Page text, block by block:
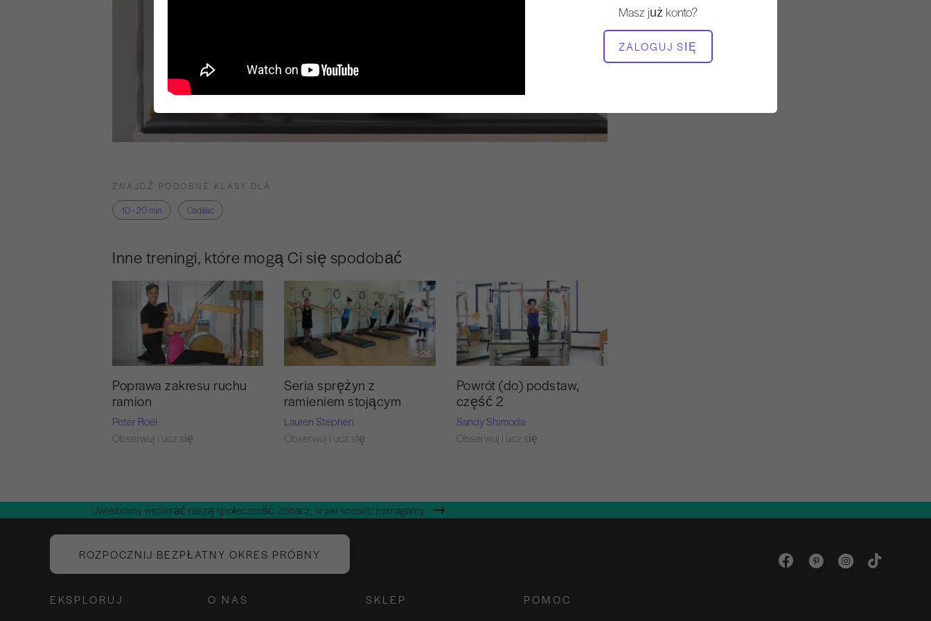
Masz już konto?
ZALOGUJ SIĘ
POTRZEBNY SPRZĘT
Cadillac
ZNAJDŹ PODOBNE KLASY DLA
10 - 20 min
Cadillac
Inne treningi, które mogą Ci się spodobać
14:21
Poprawa zakresu ruchu
ramion
Peter Roël
Obserwuj i ucz się
4:26
Seria sprężyn z
ramieniem stojącym
Lauren Stephen
Obserwuj i ucz się
11:15
Powrót (do) podstaw,
część 2
Sandy Shimoda
Obserwuj i ucz się
Uwielbiamy wspierać naszą społeczność. Zobacz, w jaki sposób pomagamy.
ROZPOCZNIJ BEZPŁATNY OKRES PRÓBNY
EKSPLORUJ O NAS SKLEP POMOC